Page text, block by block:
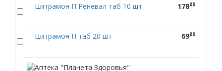
Цитрамон П Реневал таб 10 шт 17800
Цитрамон П таб 20 шт 6900